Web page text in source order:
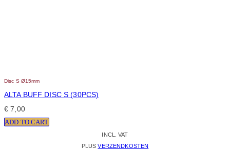
Disc S Ø15mm
ALTA BUFF DISC S (30PCS)
€ 7,00
ADD TO CART
INCL. VAT
PLUSVERZENDKOSTEN